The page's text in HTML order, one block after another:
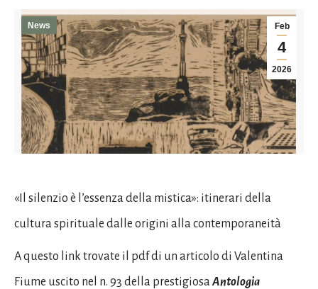
Feb
4
2026
News
«Il silenzio è l’essenza della mistica»: itinerari della
cultura spirituale dalle origini alla contemporaneità
A questo link trovate il pdf di un articolo di Valentina
Fiume uscito nel n. 93 della prestigiosaAntologia